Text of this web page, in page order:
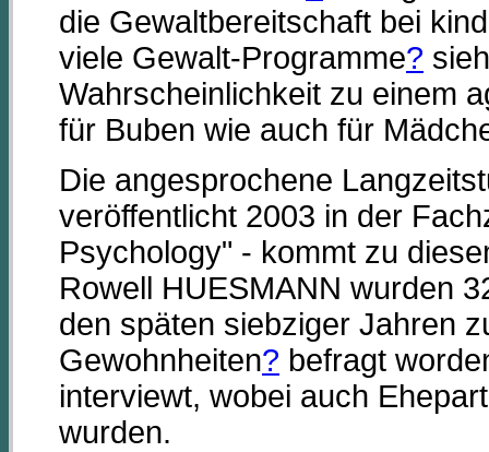
die Gewaltbereitschaft bei
viele Gewalt-Programme?
Wahrscheinlichkeit zu einem
für Buben wie auch für
Die angesprochene
veröffentlicht 2003 in der
Psychology" - kommt zu
Rowell HUESMANN wurden
den späten siebziger Jahren
Gewohnheiten? befragt
interviewt, wobei auch
wurden.